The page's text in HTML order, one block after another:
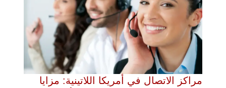
مراكز الاتصال في أمريكا اللاتينية: مزايا